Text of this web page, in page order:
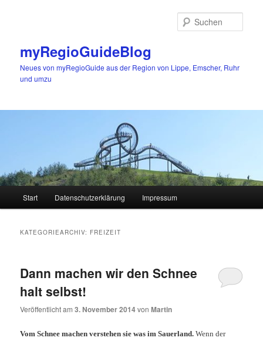
myRegioGuideBlog
Neues von myRegioGuide aus der Region von Lippe, Emscher, Ruhr
und umzu
Start Datenschutzerklärung Impressum
KATEGORIEARCHIV: FREIZEIT
Dann machen wir den Schnee
halt selbst!
Veröffentlicht am3. November 2014vonMartin
Vom Schnee machen verstehen sie was im Sauerland. Wenn der